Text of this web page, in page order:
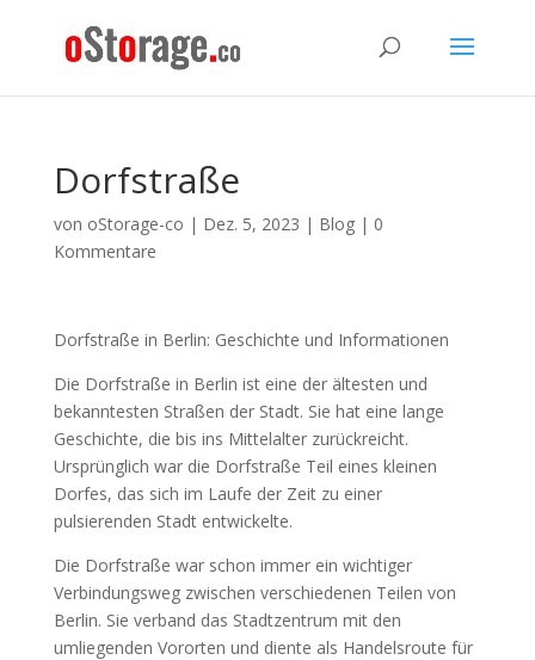
Dorfstraße
von oStorage-co | Dez. 5, 2023 | Blog| 0
Kommentare
Dorfstraße in Berlin: Geschichte und Informationen
Die Dorfstraße in Berlin ist eine der ältesten und
bekanntesten Straßen der Stadt. Sie hat eine lange
Geschichte, die bis ins Mittelalter zurückreicht.
Ursprünglich war die Dorfstraße Teil eines kleinen
Dorfes, das sich im Laufe der Zeit zu einer
pulsierenden Stadt entwickelte.
Die Dorfstraße war schon immer ein wichtiger
Verbindungsweg zwischen verschiedenen Teilen von
Berlin. Sie verband das Stadtzentrum mit den
umliegenden Vororten und diente als Handelsroute für